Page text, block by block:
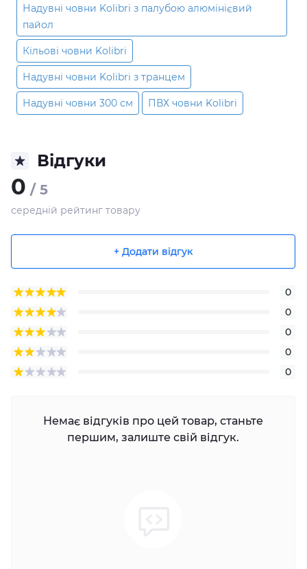
Надувні човни Kolibri з палубою алюмінієвий
пайол
Кільові човни Kolibri
Надувні човни Kolibri з транцем
Надувні човни 300 см ПВХ човни Kolibri
Відгуки
0 / 5
середній рейтинг товару
+ Додати відгук
0
0
0
0
0
Немає відгуків про цей товар, станьте
першим, залиште свій відгук.